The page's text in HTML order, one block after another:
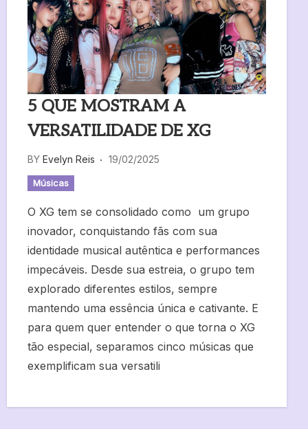
5 QUE MOSTRAM A
VERSATILIDADE DE XG
BY Evelyn Reis 19/02/2025
Músicas
O XG tem se consolidado como um grupo
inovador, conquistando fãs com sua
identidade musical autêntica e performances
impecáveis. Desde sua estreia, o grupo tem
explorado diferentes estilos, sempre
mantendo uma essência única e cativante. E
para quem quer entender o que torna o XG
tão especial, separamos cinco músicas que
exemplificam sua versatili